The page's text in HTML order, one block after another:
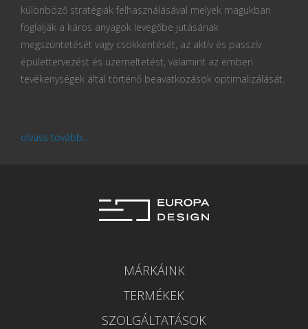
különböző stratégiák felhasználásával melyek magukban
foglalják a káros anyagok levegőbe jutásának
megszüntetését vagy csökkentését, az aktív és passzív
épülettervezést és üzemeltetést, valamint az emberi
tevékenységek által történő beavatkozások optimalizálását.
olvass tovább...
MÁRKÁINK
TERMÉKEK
SZOLGÁLTATÁSOK